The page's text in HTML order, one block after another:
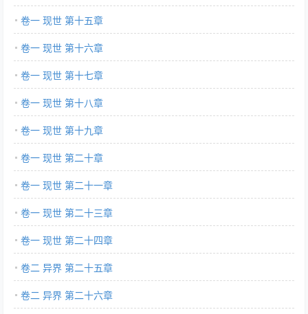
卷一 现世 第十五章
卷一 现世 第十六章
卷一 现世 第十七章
卷一 现世 第十八章
卷一 现世 第十九章
卷一 现世 第二十章
卷一 现世 第二十一章
卷一 现世 第二十三章
卷一 现世 第二十四章
卷二 异界 第二十五章
卷二 异界 第二十六章